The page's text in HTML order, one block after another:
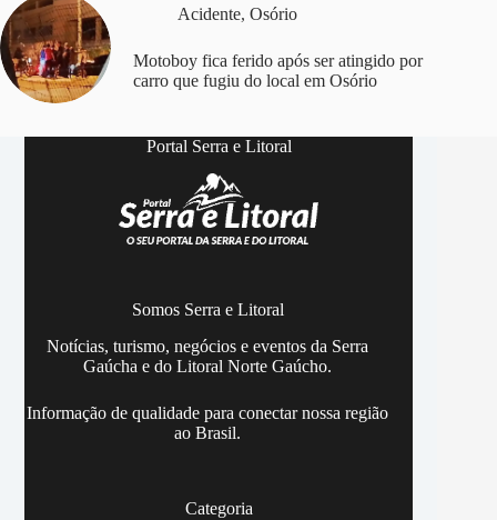
Acidente, Osório
Motoboy fica ferido após ser atingido por
carro que fugiu do local em Osório
Portal Serra e Litoral
Somos Serra e Litoral
Notícias, turismo, negócios e eventos da Serra
Gaúcha e do Litoral Norte Gaúcho.
Informação de qualidade para conectar nossa região
ao Brasil.
Categoria